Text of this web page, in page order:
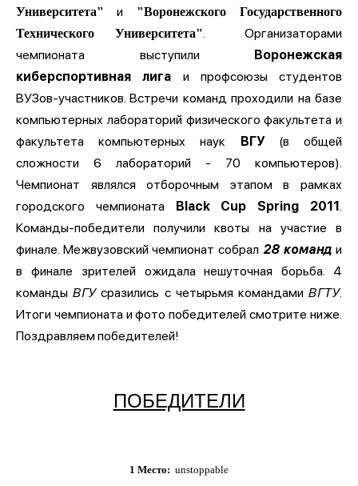
Университета"
и
"Воронежского Государственного
Технического Университета"
. Организаторами
чемпионата выступили Воронежская
киберспортивная лига и профсоюзы студентов
ВУЗов-участников. Встречи команд проходили на базе
компьютерных лабораторий физического факультета и
факультета компьютерных наук ВГУ(в общей
сложности 6 лабораторий - 70 компьютеров).
Чемпионат являлся отборочным этапом в рамках
городского чемпионата Black Cup Spring 2011
Команды-победители получили квоты на участие в
финале. Межвузовский чемпионат собрал 28 команд и
в финале зрителей ожидала нешуточная борьба. 4
командыВГУсразились с четырьмя командамиВГТУ.
Итоги чемпионата и фото победителей смотрите ниже.
Поздравляем победителей!
ПОБЕДИТЕЛИ
1 Место: unstoppable